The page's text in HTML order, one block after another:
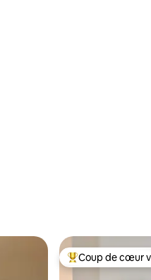
Coups de cœur
Coup de cœur